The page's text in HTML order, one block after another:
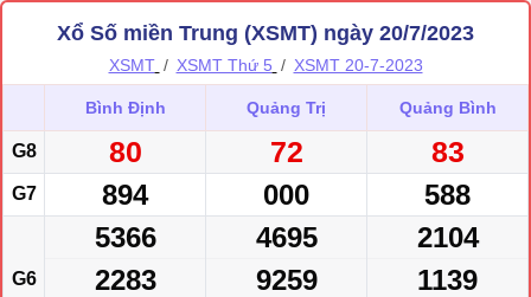
Xổ Số miền Trung (XSMT) ngày 20/7/2023
XSMT XSMT Thứ 5 XSMT 20-7-2023
Bình Định Quảng Trị Quảng Bình
G8 80 72 83
G7 894 000 588
G6
5366
2283
4695
9259
2104
1139